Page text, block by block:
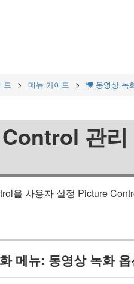
드 메뉴 가이드 1 동영상 녹
관리
을 사용자 설정 Picture
메뉴: 동영상 녹화 옵